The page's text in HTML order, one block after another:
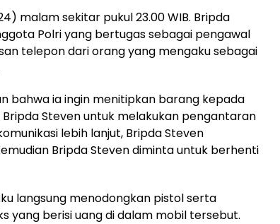
malam sekitar pukul 23.00 WIB. Bripda
Polri yang bertugas sebagai pengawal
telepon dari orang yang mengaku sebagai
bahwa ia ingin menitipkan barang kepada
Steven untuk melakukan pengantaran
lebih lanjut, Bripda Steven
Bripda Steven diminta untuk berhenti
langsung menodongkan pistol serta
yang berisi uang di dalam mobil tersebut.